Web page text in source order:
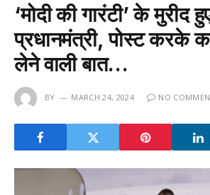
‘मोदी की गारंटी’ के मुरीद
प्रधानमंत्री, पोस्ट करके
लेने वाली बात…
BY MARCH 24, 2024 NO